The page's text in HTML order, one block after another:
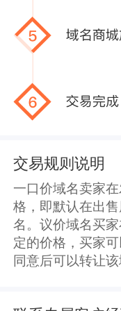
交易规则说明
一口价域名卖家
格，即默认在出
名。议价域名买
定的价格，买家
同意后可以转让该